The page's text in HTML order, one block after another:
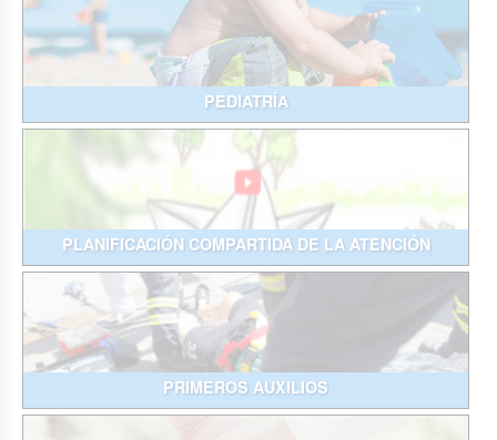
PEDIATRÍA
PLANIFICACIÓN COMPARTIDA DE LA ATENCIÓN
PRIMEROS AUXILIOS